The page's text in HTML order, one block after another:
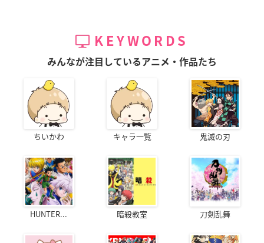
KEYWORDS
みんなが注目しているアニメ・作品たち
ちいかわ キャラ一覧 鬼滅の刃
HUNTER... 暗殺教室 刀剣乱舞